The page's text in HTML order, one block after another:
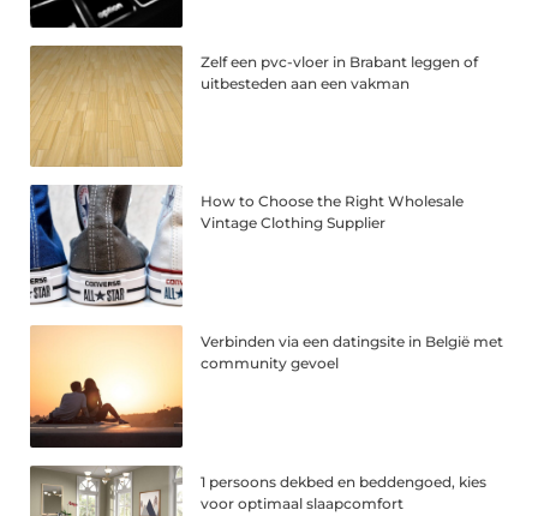
Zelf een pvc-vloer in Brabant leggen of
uitbesteden aan een vakman
How to Choose the Right Wholesale
Vintage Clothing Supplier
Verbinden via een datingsite in België met
community gevoel
1 persoons dekbed en beddengoed, kies
voor optimaal slaapcomfort